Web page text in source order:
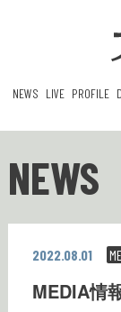
NEWS LIVE PROFILE
NEWS
2022.08.01
MEDIA情